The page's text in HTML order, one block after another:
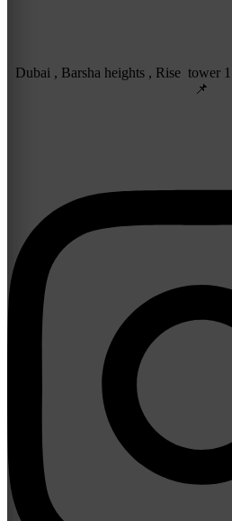
Dubai , Barsha heights , Rise tower
📌